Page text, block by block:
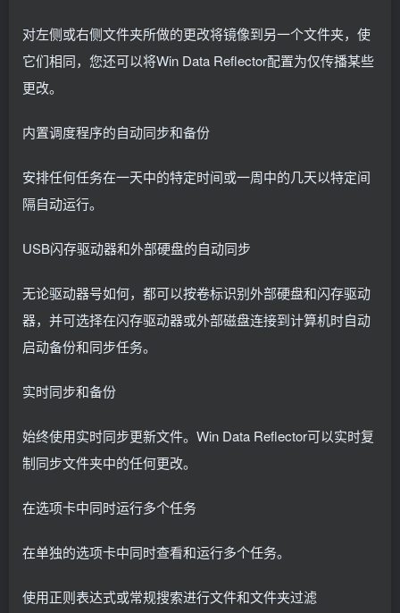
对左侧或右侧文件夹所做的更改将镜像到另一个文件夹，使
它们相同，您还可以将Win Data Reflector配置为仅传播某些
更改。
内置调度程序的自动同步和备份
安排任何任务在一天中的特定时间或一周中的几天以特定间
隔自动运行。
USB闪存驱动器和外部硬盘的自动同步
无论驱动器号如何，都可以按卷标识别外部硬盘和闪存驱动
器，并可选择在闪存驱动器或外部磁盘连接到计算机时自动
启动备份和同步任务。
实时同步和备份
始终使用实时同步更新文件。Win Data Reflector可以实时复
制同步文件夹中的任何更改。
在选项卡中同时运行多个任务
在单独的选项卡中同时查看和运行多个任务。
使用正则表达式或常规搜索进行文件和文件夹过滤